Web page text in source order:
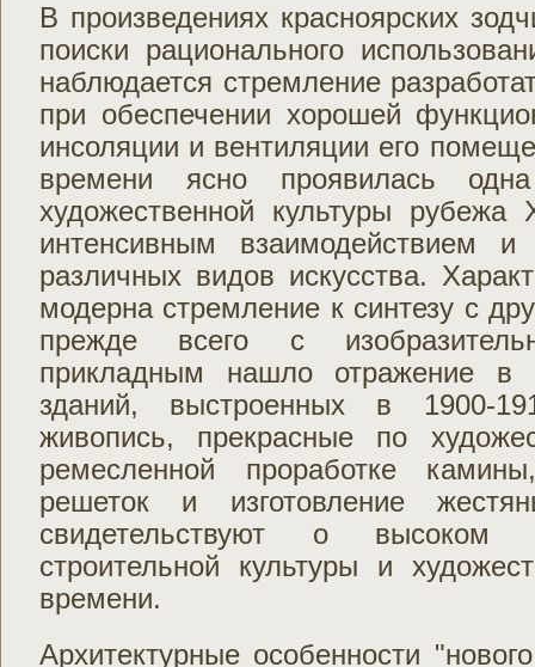
В произведениях красноярских
поиски рационального
наблюдается стремление
при обеспечении хорошей
инсоляции и вентиляции его
времени ясно проявилась
художественной культуры
интенсивным взаимодействием и
различных видов искусства.
модерна стремление к синтезу с
прежде всего с
прикладным нашло отражение в
зданий, выстроенных в 1900-
живопись, прекрасные по
ремесленной проработке
решеток и изготовление
свидетельствуют о высоком
строительной культуры и
времени.
Архитектурные особенности